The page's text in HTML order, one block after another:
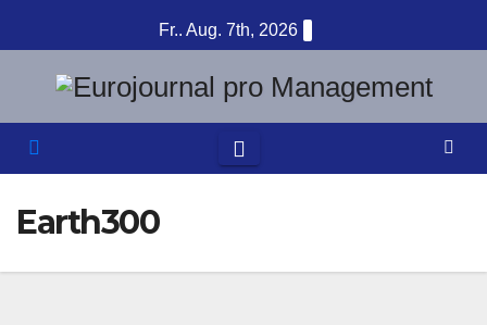
Inhalt
springen
Fr.. Aug. 7th, 2026
Earth300